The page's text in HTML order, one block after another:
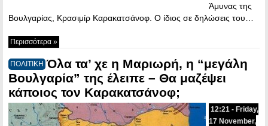
Άμυνας της
Βουλγαρίας, Κρασιμίρ Καρακατσάνοφ. Ο ίδιος σε δηλώσεις του…
Περισσότερα »
ΠΟΛΙΤΙΚΗ Όλα τα’ χε η Μαριωρή, η “μεγάλη
Βουλγαρία” της έλειπε – Θα μαζέψει
κάποιος τον Καρακατσάνοφ;
12:21 - Friday,
17 November,